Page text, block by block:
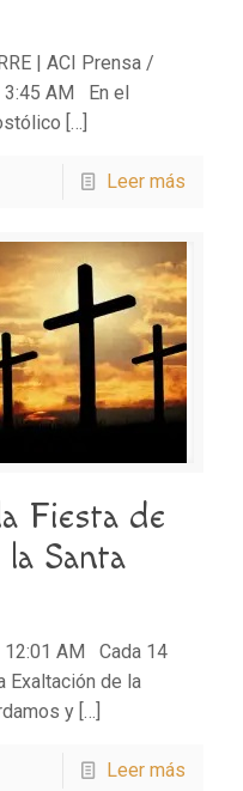
| ACI Prensa /
AM En el
[…]
Leer más
Fiesta de
Santa
AM Cada 14
Exaltación de la
y […]
Leer más